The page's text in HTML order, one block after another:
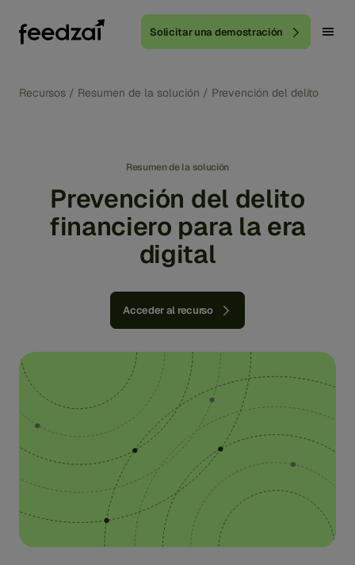
Solicitar una demostración
Recursos / Resumen de la solución / Prevención del delito
Resumen de la solución
Prevención del delito
financiero para la era
digital
Acceder al recurso